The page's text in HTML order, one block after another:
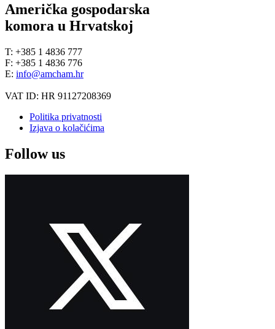
Američka gospodarska
komora u Hrvatskoj
T: +385 1 4836 777
F: +385 1 4836 776
E: info@amcham.hr
VAT ID: HR 91127208369
Politika privatnosti
Izjava o kolačićima
Follow us